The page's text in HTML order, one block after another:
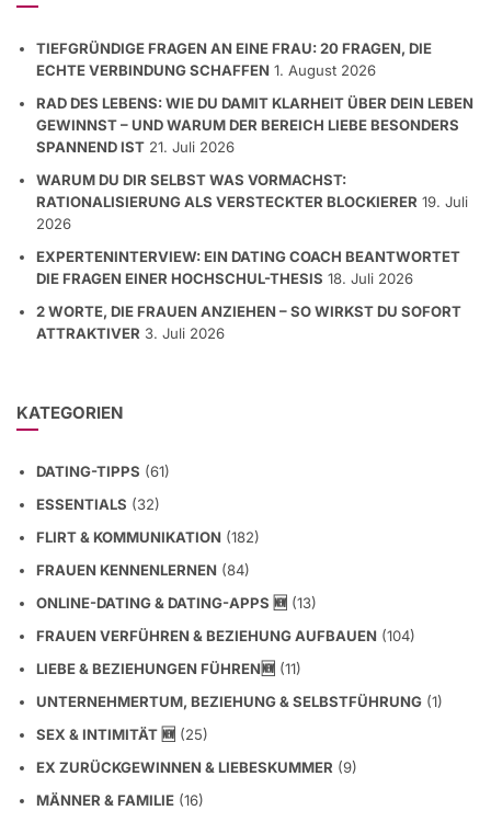
TIEFGRÜNDIGE FRAGEN AN EINE FRAU: 20 FRAGEN, DIE
ECHTE VERBINDUNG SCHAFFEN 1. August 2026
RAD DES LEBENS: WIE DU DAMIT KLARHEIT ÜBER DEIN LEBEN
GEWINNST – UND WARUM DER BEREICH LIEBE BESONDERS
SPANNEND IST 21. Juli 2026
WARUM DU DIR SELBST WAS VORMACHST:
RATIONALISIERUNG ALS VERSTECKTER BLOCKIERER 19. Juli
2026
EXPERTENINTERVIEW: EIN DATING COACH BEANTWORTET
DIE FRAGEN EINER HOCHSCHUL-THESIS 18. Juli 2026
2 WORTE, DIE FRAUEN ANZIEHEN – SO WIRKST DU SOFORT
ATTRAKTIVER 3. Juli 2026
KATEGORIEN
DATING-TIPPS (61)
ESSENTIALS (32)
FLIRT & KOMMUNIKATION (182)
FRAUEN KENNENLERNEN (84)
ONLINE-DATING & DATING-APPS 🆕 (13)
FRAUEN VERFÜHREN & BEZIEHUNG AUFBAUEN (104)
LIEBE & BEZIEHUNGEN FÜHREN🆕 (11)
UNTERNEHMERTUM, BEZIEHUNG & SELBSTFÜHRUNG (1)
SEX & INTIMITÄT 🆕 (25)
EX ZURÜCKGEWINNEN & LIEBESKUMMER (9)
MÄNNER & FAMILIE (16)